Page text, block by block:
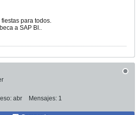
para todos.
a SAP BI..
abr Mensajes: 1